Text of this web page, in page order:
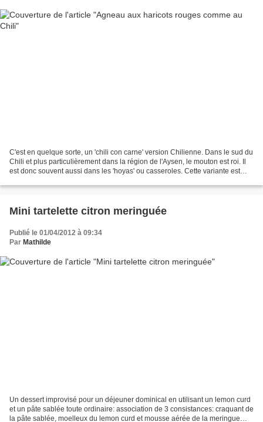
C'est en quelque sorte, un 'chili con carne' version Chilienne. Dans le sud du
Chili et plus particulièrement dans la région de l'Aysen, le mouton est roi. Il
est donc souvent aussi dans les 'hoyas' ou casseroles. Cette variante est
Mini tartelette citron meringuée
Publié le 01/04/2012 à 09:34
Par Mathilde
Un dessert improvisé pour un déjeuner dominical en utilisant un lemon curd
et un pâte sablée toute ordinaire: association de 3 consistances: craquant de
la pâte sablée, moelleux du lemon curd et mousse aérée de la meringue